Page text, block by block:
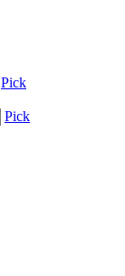
Pick
Pick